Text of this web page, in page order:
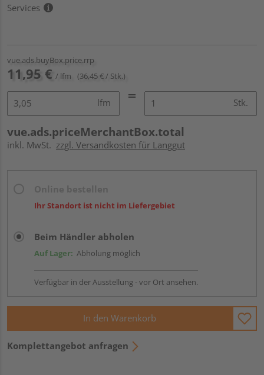
Services
vue.ads.buyBox.price.rrp
11,95 € / lfm (36,45 € / Stk.)
lfm Stk.
vue.ads.priceMerchantBox.total
inkl. MwSt. zzgl. Versandkosten für Langgut
Ihr Standort ist nicht im Liefergebiet
Beim Händler abholen
Auf Lager: Abholung möglich
Verfügbar in der Ausstellung - vor Ort ansehen.
In den Warenkorb
Komplettangebot anfragen